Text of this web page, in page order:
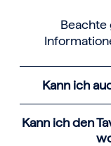
Beachte
Kann ich
Kann ich den